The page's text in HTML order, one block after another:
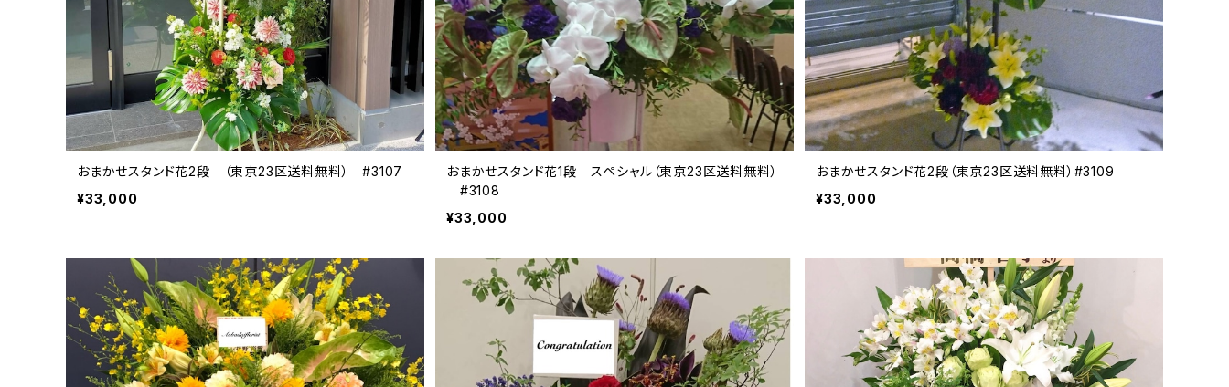
おまかせスタンド花2段 （東京23区送料無料） #3107
¥33,000
おまかせスタンド花1段 スペシャル（東京23区送料無料）
#3108
¥33,000
おまかせスタンド花2段（東京23区送料無料）#3109
¥33,000